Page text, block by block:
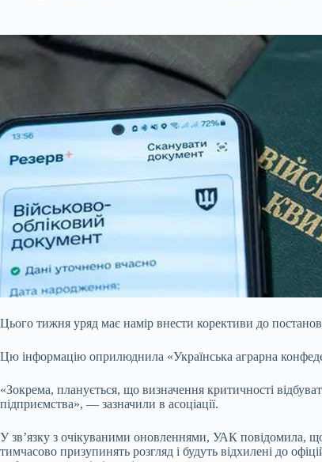
Цього тижня уряд має намір внести корективи до
Цю інформацію оприлюднила «Українська аграрна
«Зокрема, планується, що визначення критичності
підприємства», — зазначили в асоціації.
У зв’язку з очікуваними оновленнями, УАК повідомила,
тимчасово призупинять розгляд і будуть відхилені до